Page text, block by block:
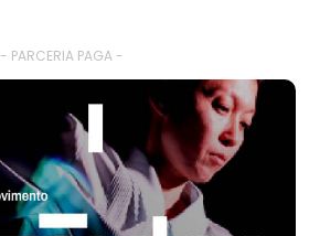
- PARCERIA PAGA -